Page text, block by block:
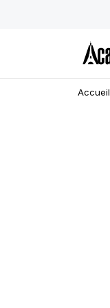
Accueil